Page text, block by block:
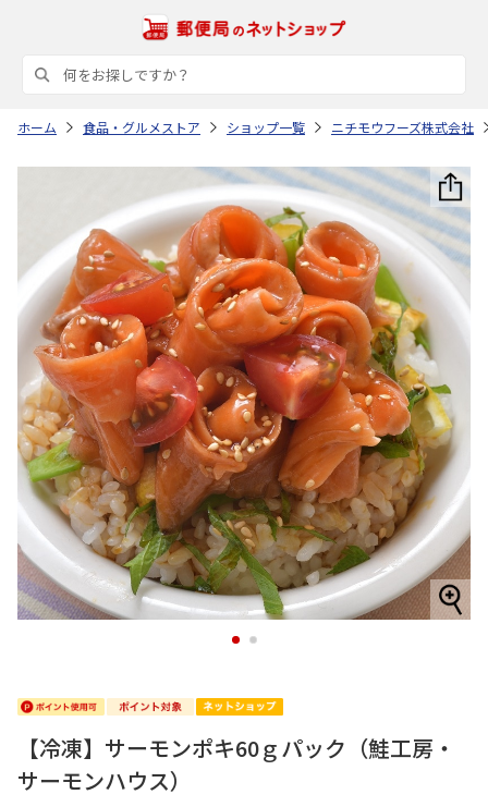
ホーム 食品・グルメストア ショップ一覧 ニチモウフーズ株式会社
1 2
【冷凍】サーモンポキ60ｇパック（鮭工房・
サーモンハウス）